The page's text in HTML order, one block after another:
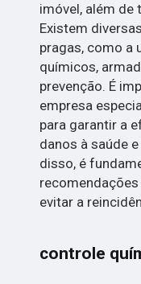
imóvel, além de
Existem
pragas, como a
químicos,
prevenção. É
empresa
para garantir a
danos à saúde
disso, é
evitar a
controle